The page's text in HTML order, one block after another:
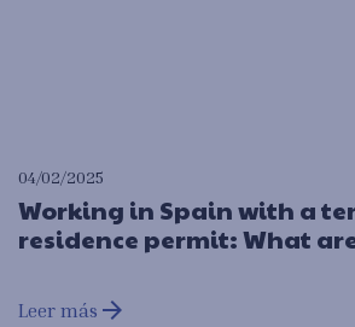
04/02/2025
Working in Spain with a
residence permit: What
Leer más arrow_forward